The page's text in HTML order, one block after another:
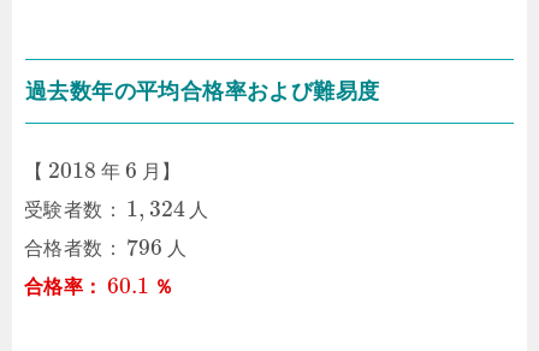
過去数年の平均合格率および難易度
【 2018 年 6 月】
受験者数：
1 , 324 人
合格者数：
796 人
合格率： 60.1 ％